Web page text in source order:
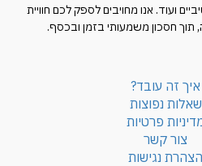
ועוד. אנו מחויבים לספק לכם חוויית
תוך חסכון משמעותי בזמן ובכסף.
איך זה עובד?
שאלות נפוצות
פרטיות
צור קשר
הצהרת נגישות